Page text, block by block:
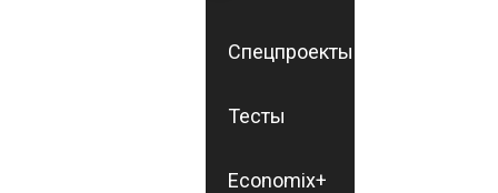
Спецпроекты
Тесты
Economix+